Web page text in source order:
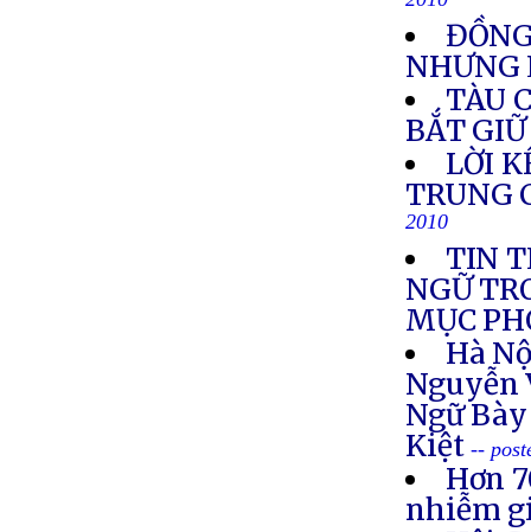
NHƯNG
TÀU
BẮT GIỮ
LỜI
TRUNG
2010
TIN
NGỮ
MỤC
Hà
Nguyễn
Ngữ
Kiệt--
Hơn
nhiễm